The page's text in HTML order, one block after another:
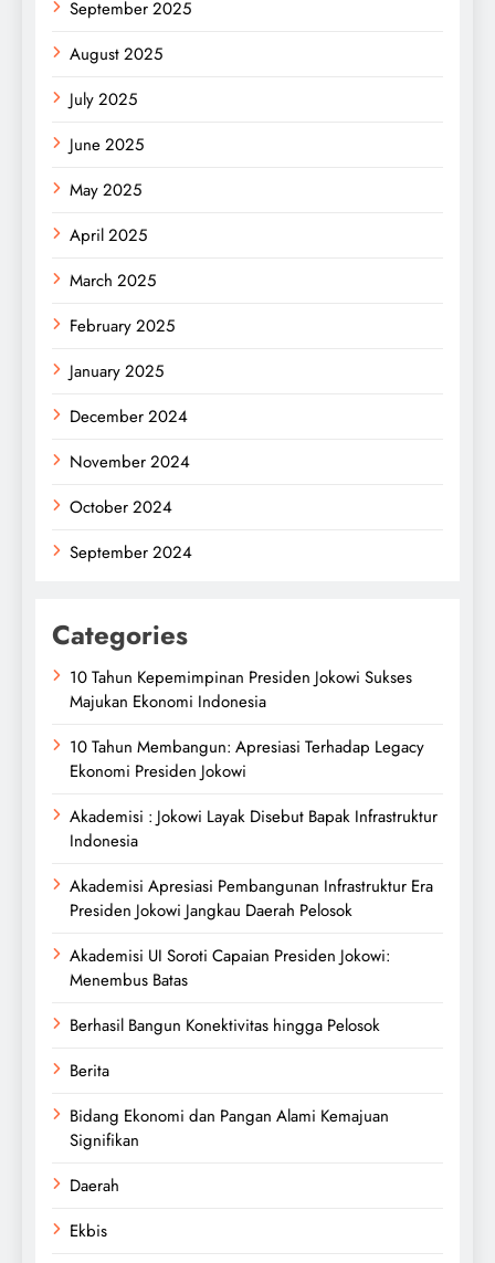
September 2025
August 2025
July 2025
June 2025
May 2025
April 2025
March 2025
February 2025
January 2025
December 2024
November 2024
October 2024
September 2024
Categories
10 Tahun Kepemimpinan Presiden Jokowi Sukses
Majukan Ekonomi Indonesia
10 Tahun Membangun: Apresiasi Terhadap Legacy
Ekonomi Presiden Jokowi
Akademisi : Jokowi Layak Disebut Bapak Infrastruktur
Indonesia
Akademisi Apresiasi Pembangunan Infrastruktur Era
Presiden Jokowi Jangkau Daerah Pelosok
Akademisi UI Soroti Capaian Presiden Jokowi:
Menembus Batas
Berhasil Bangun Konektivitas hingga Pelosok
Berita
Bidang Ekonomi dan Pangan Alami Kemajuan
Signifikan
Daerah
Ekbis